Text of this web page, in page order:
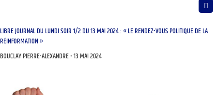
LIBRE JOURNAL DU LUNDI SOIR 1/2 DU 13 MAI 2024 : « LE RENDEZ-VOUS POLITIQUE DE LA
RÉINFORMATION »
BOUCLAY PIERRE-ALEXANDRE 13 MAI 2024